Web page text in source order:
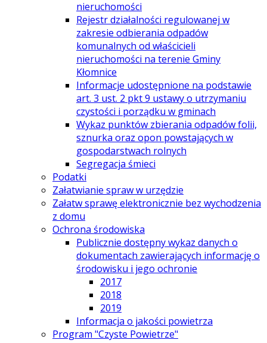
nieruchomości
Rejestr działalności regulowanej w
zakresie odbierania odpadów
komunalnych od właścicieli
nieruchomości na terenie Gminy
Kłomnice
Informacje udostępnione na podstawie
art. 3 ust. 2 pkt 9 ustawy o utrzymaniu
czystości i porządku w gminach
Wykaz punktów zbierania odpadów folii,
sznurka oraz opon powstających w
gospodarstwach rolnych
Segregacja śmieci
Podatki
Załatwianie spraw w urzędzie
Załatw sprawę elektronicznie bez wychodzenia
z domu
Ochrona środowiska
Publicznie dostępny wykaz danych o
dokumentach zawierających informację o
środowisku i jego ochronie
2017
2018
2019
Informacja o jakości powietrza
Program "Czyste Powietrze"